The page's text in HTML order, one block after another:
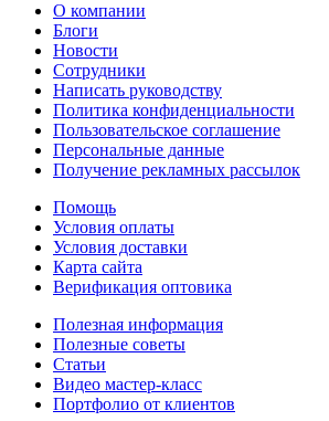
О компании
Блоги
Новости
Сотрудники
Написать руководству
Политика конфиденциальности
Пользовательское соглашение
Персональные данные
Получение рекламных рассылок
Помощь
Условия оплаты
Условия доставки
Карта сайта
Верификация оптовика
Полезная информация
Полезные советы
Статьи
Видео мастер-класс
Портфолио от клиентов